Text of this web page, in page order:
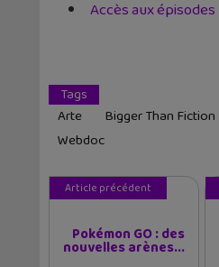
Accès aux épisodes
Tags
Arte
Bigger Than Fiction
Webdoc
Article précédent
Pokémon GO : des
nouvelles arènes...